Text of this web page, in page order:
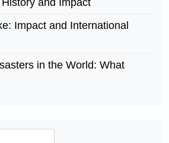
and Impact
Impact and International
in the World: What